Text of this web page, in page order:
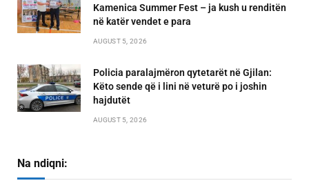
Kamenica Summer Fest – ja kush u renditën
në katër vendet e para
AUGUST 5, 2026
Policia paralajmëron qytetarët në Gjilan:
Këto sende që i lini në veturë po i joshin
hajdutët
AUGUST 5, 2026
Na ndiqni: